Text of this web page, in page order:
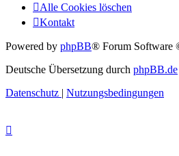
Alle Cookies löschen
Kontakt
Powered by phpBB® Forum Software
Deutsche Übersetzung durch phpBB.de
Datenschutz | Nutzungsbedingungen